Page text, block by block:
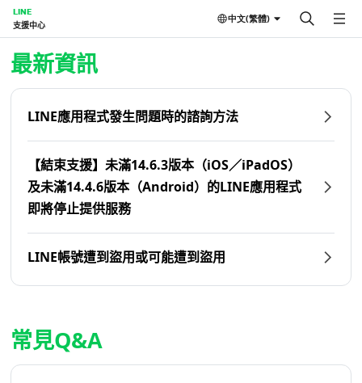
LINE
支援中心
中文(繁體)
首頁 | LINE支援中心
最新資訊
LINE應用程式發生問題時的諮詢方法
【結束支援】未滿14.6.3版本（iOS／iPadOS）
及未滿14.4.6版本（Android）的LINE應用程式
即將停止提供服務
LINE帳號遭到盜用或可能遭到盜用
常見Q&A